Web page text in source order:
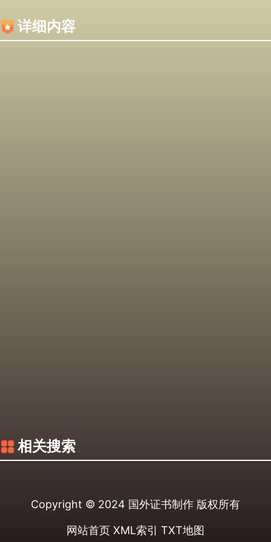
详细内容
相关搜索
Copyright © 2024 国外证书制作 版权所有
网站首页 XML索引 TXT地图